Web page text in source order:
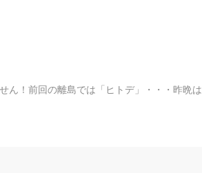
ん！前回の離島では「ヒトデ」・・・昨晩は